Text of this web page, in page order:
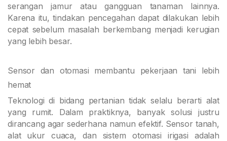
serangan jamur atau gangguan tanaman lainnya.
Karena itu, tindakan pencegahan dapat dilakukan lebih
cepat sebelum masalah berkembang menjadi kerugian
yang lebih besar.
Sensor dan otomasi membantu pekerjaan tani lebih
hemat
Teknologi di bidang pertanian tidak selalu berarti alat
yang rumit. Dalam praktiknya, banyak solusi justru
dirancang agar sederhana namun efektif. Sensor tanah,
alat ukur cuaca, dan sistem otomasi irigasi adalah